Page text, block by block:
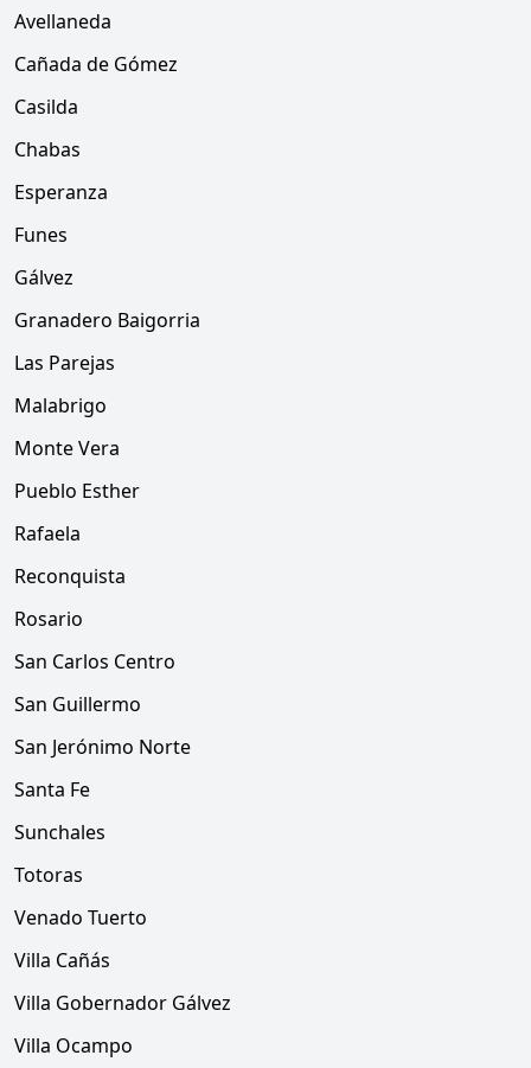
Avellaneda
Cañada de Gómez
Casilda
Chabas
Esperanza
Funes
Gálvez
Granadero Baigorria
Las Parejas
Malabrigo
Monte Vera
Pueblo Esther
Rafaela
Reconquista
Rosario
San Carlos Centro
San Guillermo
San Jerónimo Norte
Santa Fe
Sunchales
Totoras
Venado Tuerto
Villa Cañás
Villa Gobernador Gálvez
Villa Ocampo